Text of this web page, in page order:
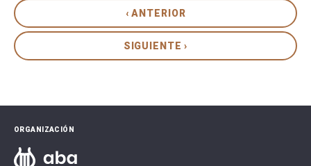
‹ ANTERIOR
SIGUIENTE ›
ORGANIZACIÓN